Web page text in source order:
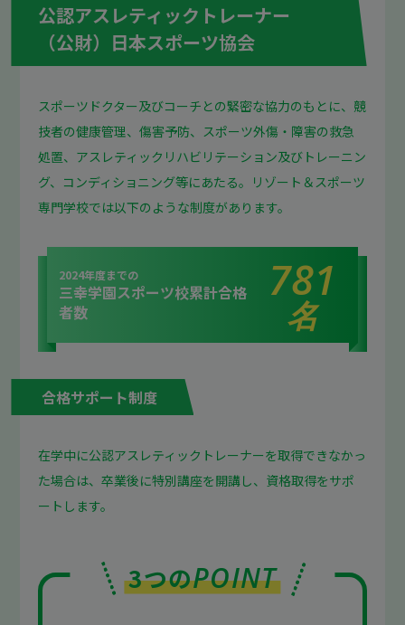
公認アスレティックトレーナー
（公財）日本スポーツ協会
スポーツドクター及びコーチとの緊密な協力のもとに、競
技者の健康管理、傷害予防、スポーツ外傷・障害の救急
処置、アスレティックリハビリテーション及びトレーニン
グ、コンディショニング等にあたる。リゾート＆スポーツ
専門学校では以下のような制度があります。
2024年度までの
三幸学園スポーツ校累計合格
者数
781
名
合格サポート制度
在学中に公認アスレティックトレーナーを取得できなかっ
た場合は、卒業後に特別講座を開講し、資格取得をサポ
ートします。
3つのPOINT